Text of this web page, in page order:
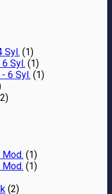
Syl. (1)
Syl. (1)
6 Syl. (1)
(1)
(1)
(2)